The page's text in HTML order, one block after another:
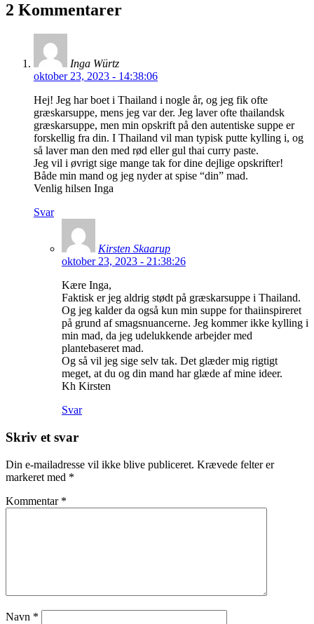
2 Kommentarer
Inga Würtz
oktober 23, 2023 - 14:38:06
Hej! Jeg har boet i Thailand i nogle år, og jeg fik ofte
græskarsuppe, mens jeg var der. Jeg laver ofte thailandsk
græskarsuppe, men min opskrift på den autentiske suppe er
forskellig fra din. I Thailand vil man typisk putte kylling i, og
så laver man den med rød eller gul thai curry paste.
Jeg vil i øvrigt sige mange tak for dine dejlige opskrifter!
Både min mand og jeg nyder at spise “din” mad.
Venlig hilsen Inga
Svar
Kirsten Skaarup
oktober 23, 2023 - 21:38:26
Kære Inga,
Faktisk er jeg aldrig stødt på græskarsuppe i Thailand.
Og jeg kalder da også kun min suppe for thaiinspireret
på grund af smagsnuancerne. Jeg kommer ikke kylling i
min mad, da jeg udelukkende arbejder med
plantebaseret mad.
Og så vil jeg sige selv tak. Det glæder mig rigtigt
meget, at du og din mand har glæde af mine ideer.
Kh Kirsten
Svar
Skriv et svar
Din e-mailadresse vil ikke blive publiceret. Krævede felter er
markeret med *
Kommentar *
Navn *